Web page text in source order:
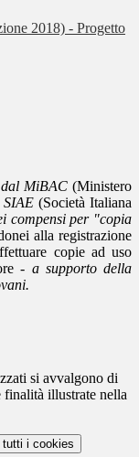
2018) - Progetto
dal MiBAC (Ministero
SIAE (Società Italiana
compensi per "copia
alla registrazione
copie ad uso
- a supporto della
si avvalgono di
finalità illustrate nella
i cookies